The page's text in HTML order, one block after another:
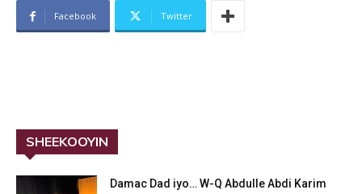
Facebook Twitter
SHEEKOOYIN
Damac Dad iyo… W-Q Abdulle Abdi Karim